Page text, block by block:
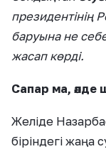
президентінің
баруына не
жасап көрді.
Сапар ма, әлде
Желіде
біріндегі жаңа